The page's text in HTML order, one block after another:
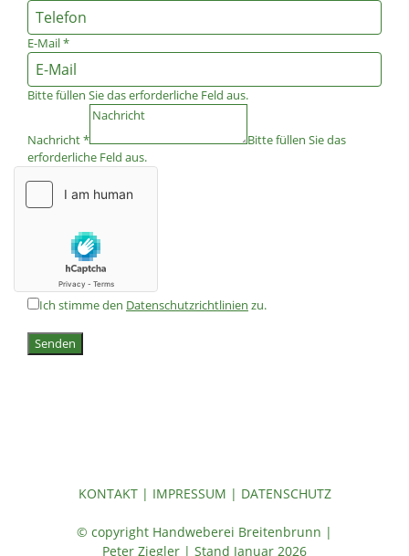
E-Mail*
Bitte füllen Sie das erforderliche Feld aus.
Nachricht*
Bitte füllen Sie das
erforderliche Feld aus.
Ich stimme den Datenschutzrichtlinien zu.
Senden
KONTAKT | IMPRESSUM | DATENSCHUTZ
© copyright Handweberei Breitenbrunn |
Peter Ziegler | Stand Januar 2026